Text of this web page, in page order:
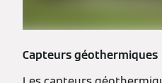
Capteurs géothermiques